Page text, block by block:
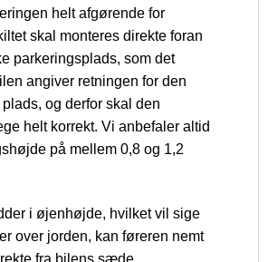
helt afgørende for
skal monteres direkte foran
parkeringsplads, som det
angiver retningen for den
og derfor skal den
helt korrekt. Vi anbefaler altid
på mellem 0,8 og 1,2
i øjenhøjde, hvilket vil sige
over jorden, kan føreren nemt
fra bilens sæde.